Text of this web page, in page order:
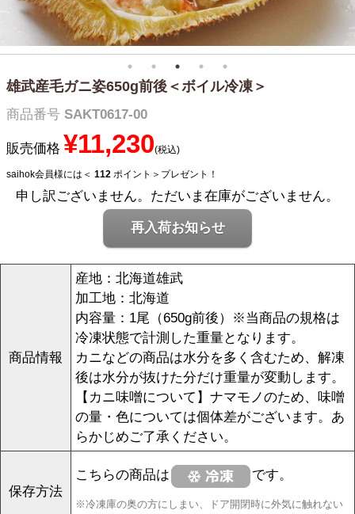
雄武産毛ガニ姿650g前後＜ボイル冷凍＞
商品番号 SAKT0617-00
販売価格 ¥11,230 税込
saihok会員様には＜ 112 ポイント＞プレゼント！
申し訳ございません。ただいま在庫がございません。
再入荷お知らせ
商品情報
産地：北海道雄武
加工地：北海道
内容量：1尾（650g前後）※当商品の規格は
冷凍状態で計測した重量となります。
カニなどの商品は水分を多く含むため、解凍
後は水分が抜けた分だけ重量が変動します。
【カニ味噌について】ナマモノのため、味噌
の量・色については個体差がございます。あ
らかじめご了承ください。
保存方法
こちらの商品は です。
※冷凍庫の奥の方にしまい、ドア開閉時に外気に触れない